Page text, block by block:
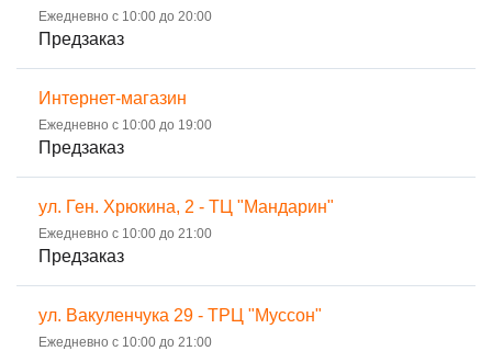
Ежедневно с 10:00 до 20:00
Предзаказ
Интернет-магазин
Ежедневно с 10:00 до 19:00
Предзаказ
ул. Ген. Хрюкина, 2 - ТЦ "Мандарин"
Ежедневно с 10:00 до 21:00
Предзаказ
ул. Вакуленчука 29 - ТРЦ "Муссон"
Ежедневно с 10:00 до 21:00